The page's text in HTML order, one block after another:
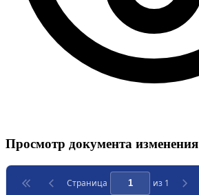
Просмотр документа изменения